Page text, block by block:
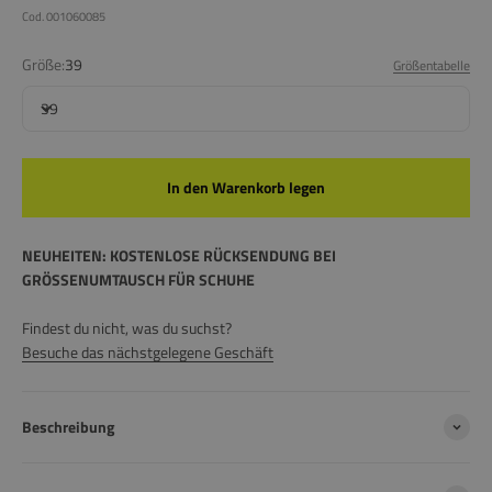
Cod. 001060085
Größe:39 Größentabelle
39
In den Warenkorb legen
NEUHEITEN: KOSTENLOSE RÜCKSENDUNG BEI
GRÖSSENUMTAUSCH FÜR SCHUHE
Findest du nicht, was du suchst?
Besuche das nächstgelegene Geschäft
Beschreibung